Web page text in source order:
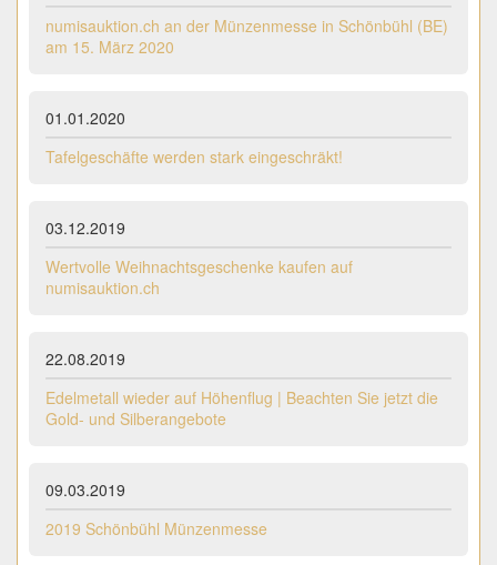
numisauktion.ch an der Münzenmesse in Schönbühl (BE)
am 15. März 2020
01.01.2020
Tafelgeschäfte werden stark eingeschräkt!
03.12.2019
Wertvolle Weihnachtsgeschenke kaufen auf
numisauktion.ch
22.08.2019
Edelmetall wieder auf Höhenflug | Beachten Sie jetzt die
Gold- und Silberangebote
09.03.2019
2019 Schönbühl Münzenmesse